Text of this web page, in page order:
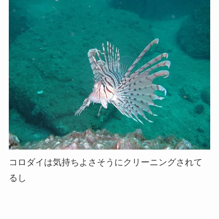
コロダイは気持ちよさそうにクリーニングされて
るし